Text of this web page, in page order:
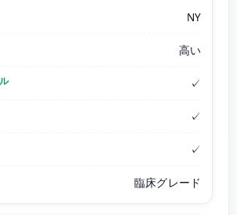
NY
高い
✓
✓
✓
臨床グレード